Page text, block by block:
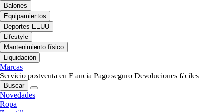
Balones
Equipamientos
Deportes EEUU
Lifestyle
Mantenimiento físico
Liquidación
Marcas
Servicio postventa en Francia Pago seguro Devoluciones fáciles
Buscar
Novedades
Ropa